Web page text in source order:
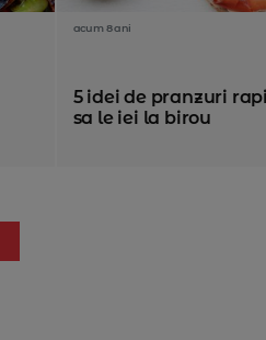
acum 8 ani
5 idei de pranzuri
sa le iei la birou